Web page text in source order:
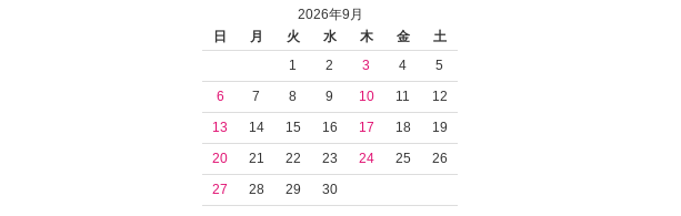
2026年9月
日
月 火 水 木 金
土
1
2 3 4
5
6
7 8 9 10 11
12
13
14 15 16 17 18
19
20
21 22 23 24 25
26
27
28 29 30